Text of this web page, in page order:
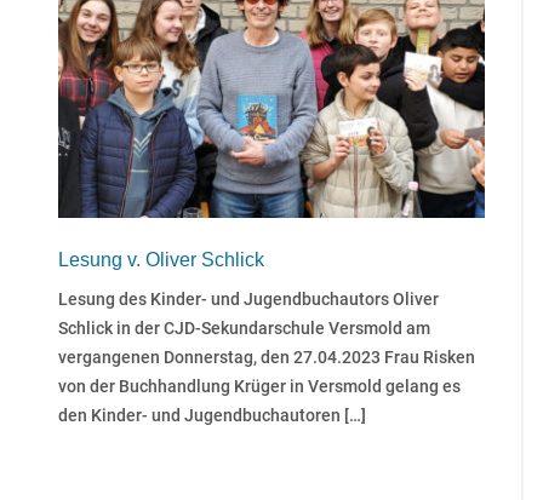
Lesung v. Oliver Schlick
Lesung des Kinder- und Jugendbuchautors Oliver
Schlick in der CJD-Sekundarschule Versmold am
vergangenen Donnerstag, den 27.04.2023 Frau Risken
von der Buchhandlung Krüger in Versmold gelang es
den Kinder- und Jugendbuchautoren […]